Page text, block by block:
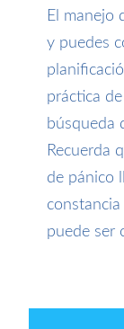
El manejo
y puedes
práctica
búsqueda
Recuerda
de pánico
puede ser